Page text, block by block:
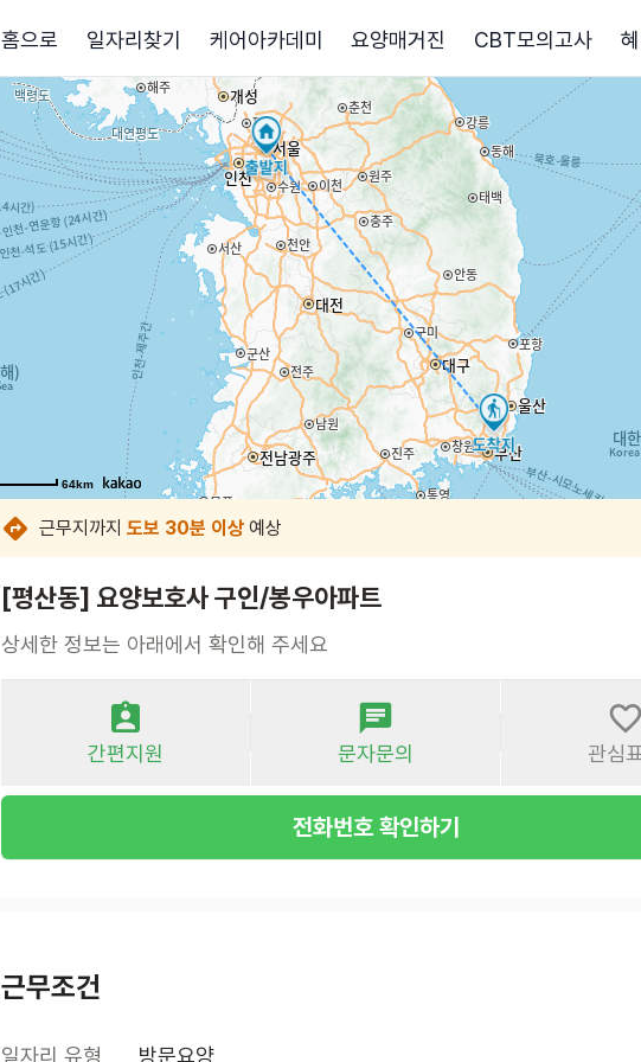
홈으로 일자리찾기 케어아카데미 요양매거진 CBT모의고사
64km
64km
64km
64km
64km
64km
64km
64km
근무지까지 도보 30분 이상 예상
[평산동] 요양보호사 구인/봉우아파트
상세한 정보는 아래에서 확인해 주세요
간편지원 문자문의 관심
전화번호 확인하기
근무조건
일자리 유형 방문요양